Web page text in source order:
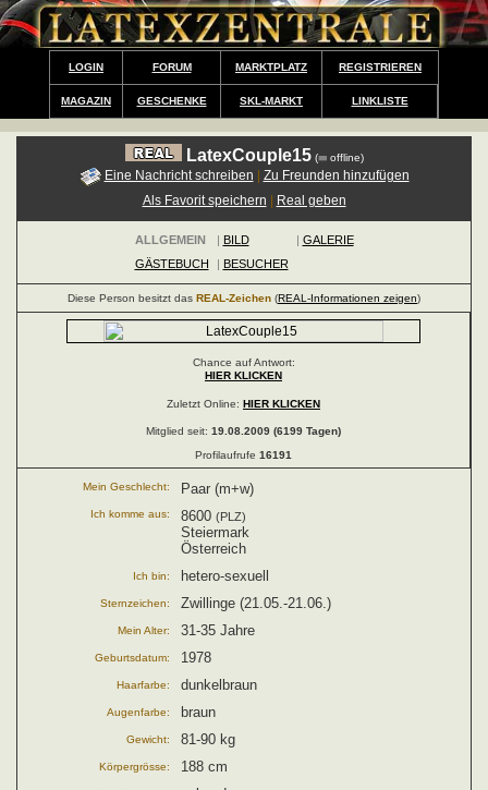
LOGIN FORUM MARKTPLATZ REGISTRIEREN
MAGAZIN GESCHENKE SKL-MARKT LINKLISTE
LatexCouple15 ( offline)
Eine Nachricht schreiben
Zu Freunden hinzufügen
Als Favorit speichern
Real geben
ALLGEMEIN | BILD | GALERIE
GÄSTEBUCH
| BESUCHER
Diese Person besitzt das REAL-Zeichen (REAL-Informationen zeigen)
Chance auf Antwort:
HIER KLICKEN
Zuletzt Online: HIER KLICKEN
Mitglied seit: 19.08.2009 (6199 Tagen)
Profilaufrufe 16191
Mein Geschlecht: Paar (m+w)
Ich komme aus: 8600 (PLZ)
Steiermark
Österreich
Ich bin: hetero-sexuell
Sternzeichen: Zwillinge (21.05.-21.06.)
Mein Alter: 31-35 Jahre
Geburtsdatum: 1978
Haarfarbe: dunkelbraun
Augenfarbe: braun
Gewicht: 81-90 kg
Körpergrösse: 188 cm